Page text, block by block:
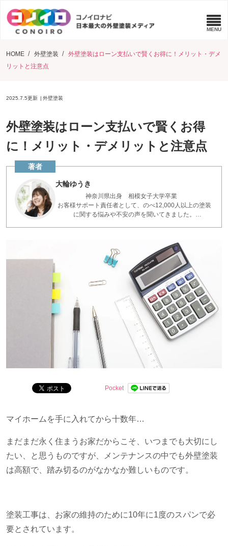
HOME 外壁塗装
外壁塗装はローン支払いで賢くお得に！メリット・デメ
リットと注意点
2025.7.5更新 外壁塗装
外壁塗装はローン支払いで賢くお得
に！メリット・デメリットと注意点
大輪ゆうき
神奈川県出身 相模女子大学卒業
お客様サポート責任者として、のべ12,000人以上の塗装
に関する悩みや不安の声を聞いてきました。
Pocket
マイホームを手に入れてから十数年…
まだまだ永く住まうお家だからこそ、いつまでも大切にし
たい、と思うものですが、メンテナンスの中でも外壁塗装
は高額で、踏み切るのがなかなか難しいものです。
塗装工事は、お家の維持のために10年に1度のスパンで必
要とされています。